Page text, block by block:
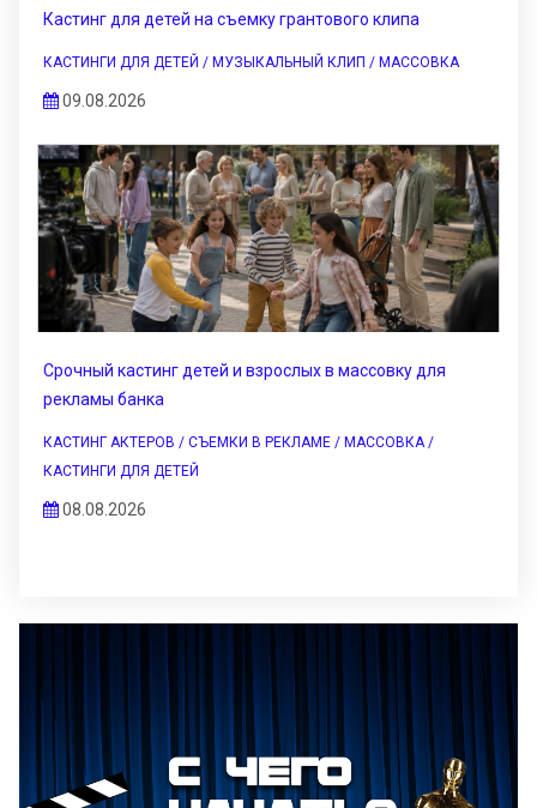
Кастинг для детей на съемку грантового клипа
КАСТИНГИ ДЛЯ ДЕТЕЙ / МУЗЫКАЛЬНЫЙ КЛИП / МАССОВКА
09.08.2026
Срочный кастинг детей и взрослых в массовку для
рекламы банка
КАСТИНГ АКТЕРОВ / СЪЕМКИ В РЕКЛАМЕ / МАССОВКА /
КАСТИНГИ ДЛЯ ДЕТЕЙ
08.08.2026